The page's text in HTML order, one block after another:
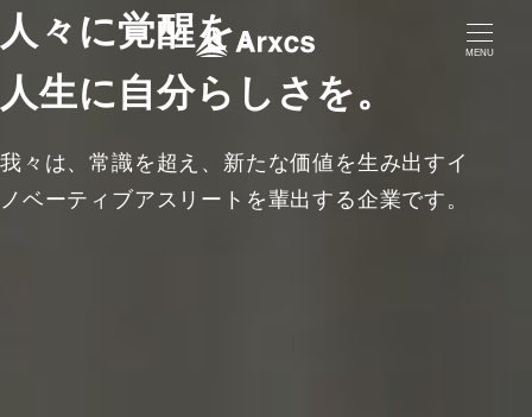
MENU
人々に覚醒を。
人生に自分らしさを。
我々は、常識を超え、新たな価値を生み出す イ
ノベーティブアスリートを輩出する企業です。